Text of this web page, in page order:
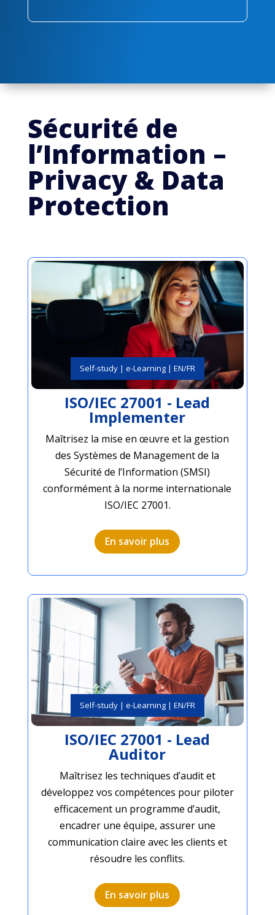
Sécurité de
l’Information –
Privacy & Data
Protection
Self-study | e-Learning | EN/FR
ISO/IEC 27001 - Lead
Implementer
Maîtrisez la mise en œuvre et la gestion
des Systèmes de Management de la
Sécurité de l’Information (SMSI)
conformément à la norme internationale
ISO/IEC 27001.
En savoir plus
Self-study | e-Learning | EN/FR
ISO/IEC 27001 - Lead
Auditor
Maîtrisez les techniques d’audit et
développez vos compétences pour piloter
efficacement un programme d’audit,
encadrer une équipe, assurer une
communication claire avec les clients et
résoudre les conflits.
En savoir plus